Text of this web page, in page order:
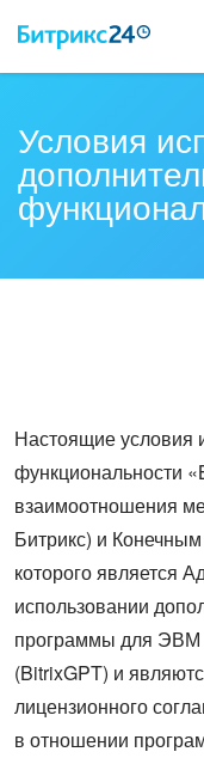
ЦЕНЫ
ИНТЕГРАЦИИ
Условия
Настоящие условия
функциональности
взаимоотношения
Битрикс) и
которого является
использовании
программы для ЭВМ
(BitrixGPT) и
лицензионного
в отношении